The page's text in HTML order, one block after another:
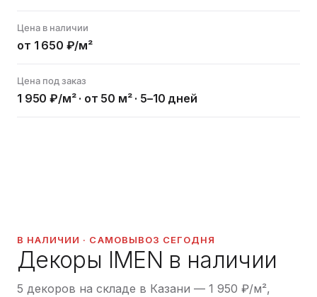
Цена в наличии
от 1 650 ₽/м²
Цена под заказ
1 950 ₽/м² · от 50 м² · 5–10 дней
В НАЛИЧИИ · САМОВЫВОЗ СЕГОДНЯ
Декоры IMEN в наличии
5 декоров на складе в Казани — 1 950 ₽/м²,